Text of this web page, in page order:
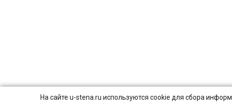
На сайте u-stena.ru используются cookie для сбора